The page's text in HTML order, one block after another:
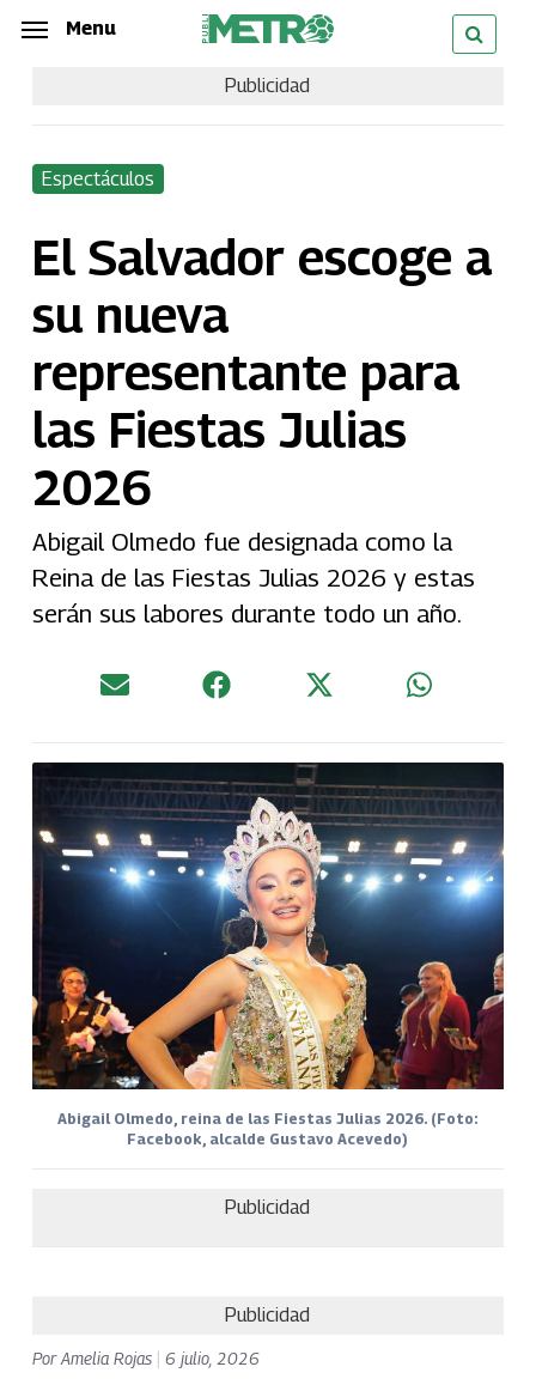
Skip
content
Menu
Publicidad
Espectáculos
El Salvador escoge a
su nueva
representante para
las Fiestas Julias
2026
Abigail Olmedo fue designada como la
Reina de las Fiestas Julias 2026 y estas
serán sus labores durante todo un año.
Abigail Olmedo, reina de las Fiestas Julias 2026. (Foto:
Facebook, alcalde Gustavo Acevedo)
Publicidad
Publicidad
PorAmelia Rojas 6 julio, 2026
Menu